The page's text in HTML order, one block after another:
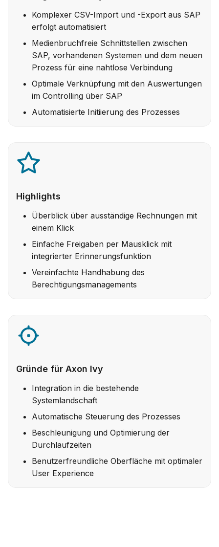
Komplexer CSV-Import und -Export aus SAP
erfolgt automatisiert
Medienbruchfreie Schnittstellen zwischen
SAP, vorhandenen Systemen und dem neuen
Prozess für eine nahtlose Verbindung
Optimale Verknüpfung mit den Auswertungen
im Controlling über SAP
Automatisierte Initiierung des Prozesses
Highlights
Überblick über ausständige Rechnungen mit
einem Klick
Einfache Freigaben per Mausklick mit
integrierter Erinnerungsfunktion
Vereinfachte Handhabung des
Berechtigungsmanagements
Gründe für Axon Ivy
Integration in die bestehende
Systemlandschaft
Automatische Steuerung des Prozesses
Beschleunigung und Optimierung der
Durchlaufzeiten
Benutzerfreundliche Oberfläche mit optimaler
User Experience